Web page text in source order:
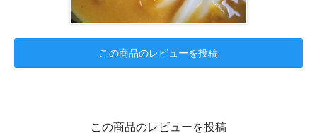
この商品のレビューを投稿
この商品のレビューを投稿